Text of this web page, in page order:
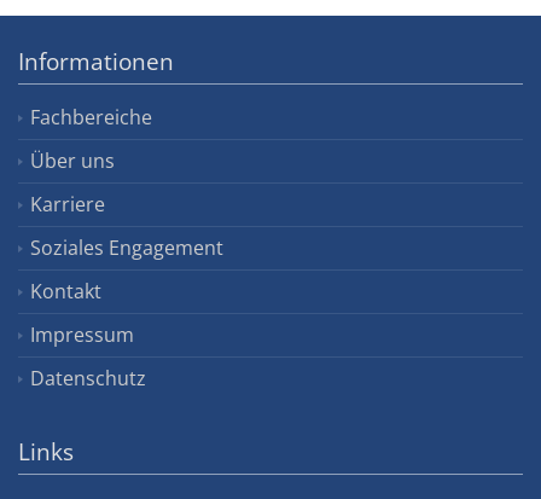
Informationen
Fachbereiche
Über uns
Karriere
Soziales Engagement
Kontakt
Impressum
Datenschutz
Links